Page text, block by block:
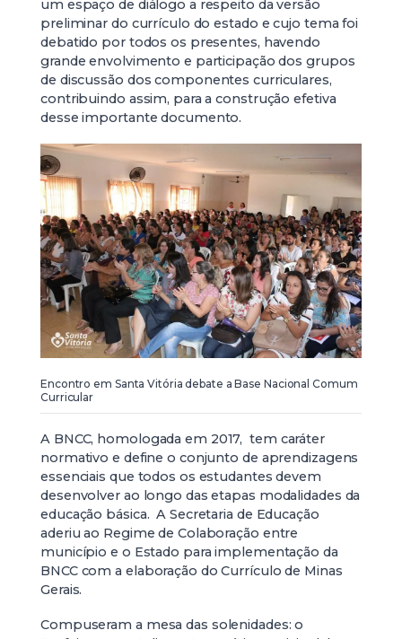
um espaço de diálogo a respeito da versão
preliminar do currículo do estado e cujo tema foi
debatido por todos os presentes, havendo
grande envolvimento e participação dos grupos
de discussão dos componentes curriculares,
contribuindo assim, para a construção efetiva
desse importante documento.
Encontro em Santa Vitória debate a Base Nacional Comum
Curricular
A BNCC, homologada em 2017, tem caráter
normativo e define o conjunto de aprendizagens
essenciais que todos os estudantes devem
desenvolver ao longo das etapas modalidades da
educação básica. A Secretaria de Educação
aderiu ao Regime de Colaboração entre
município e o Estado para implementação da
BNCC com a elaboração do Currículo de Minas
Gerais.
Compuseram a mesa das solenidades: o